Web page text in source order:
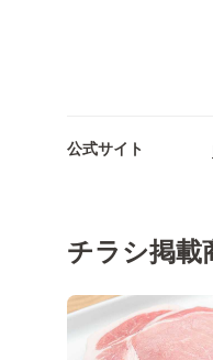
公式サイト
チラシ掲載